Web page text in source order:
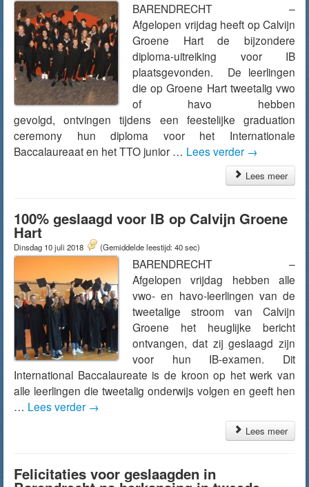
BARENDRECHT –
Afgelopen vrijdag heeft op Calvijn
Groene Hart de bijzondere
diploma-uitreiking voor IB
plaatsgevonden. De leerlingen
die op Groene Hart tweetalig vwo
of havo hebben
gevolgd, ontvingen tijdens een feestelijke graduation
ceremony hun diploma voor het Internationale
Baccalaureaat en het TTO junior … Lees verder →
Lees meer
100% geslaagd voor IB op Calvijn Groene
Hart
Dinsdag 10 juli 2018 (Gemiddelde leestijd: 40 sec)
BARENDRECHT –
Afgelopen vrijdag hebben alle
vwo- en havo-leerlingen van de
tweetalige stroom van Calvijn
Groene het heuglijke bericht
ontvangen, dat zij geslaagd zijn
voor hun IB-examen. Dit
International Baccalaureate is de kroon op het werk van
alle leerlingen die tweetalig onderwijs volgen en geeft hen
… Lees verder →
Lees meer
Felicitaties voor geslaagden in